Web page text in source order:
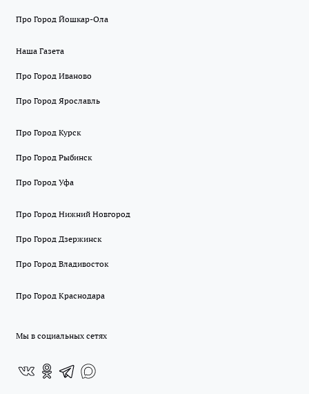
Про Город Йошкар-Ола
Наша Газета
Про Город Иваново
Про Город Ярославль
Про Город Курск
Про Город Рыбинск
Про Город Уфа
Про Город Нижний Новгород
Про Город Дзержинск
Про Город Владивосток
Про Город Краснодара
Мы в социальных сетях